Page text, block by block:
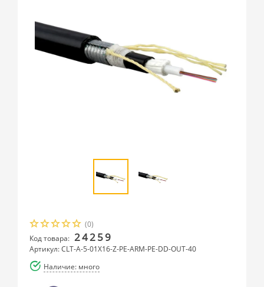
(0)
Код товара: 24259
Артикул: CLT-A-5-01X16-Z-PE-ARM-PE-DD-OUT-40
Наличие: много